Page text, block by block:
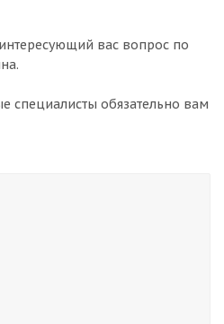
вас вопрос по
обязательно вам